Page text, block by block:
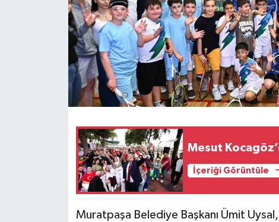
Mesut
İçeriği Görüntüle
Muratpaşa Belediye Başkanı Ümit